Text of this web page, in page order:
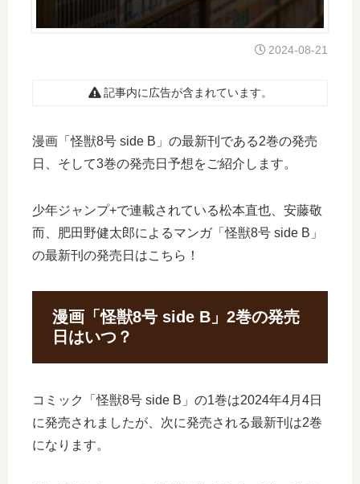
2024-08-21
記事内に広告が含まれています。
漫画「怪獣8号 side B」の最新刊である2巻の発売
日、そして3巻の発売日予想をご紹介します。
少年ジャンプ+で連載されている松本直也、安藤敬
而、肥田野健太郎によるマンガ「怪獣8号 side B」
の最新刊の発売日はこちら！
漫画「怪獣8号 side B」2巻の発売
日はいつ？
コミック「怪獣8号 side B」の1巻は2024年4月4日
に発売されましたが、次に発売される最新刊は2巻
になります。